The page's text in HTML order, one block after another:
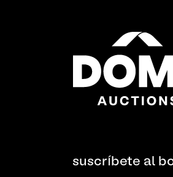
suscríbete al